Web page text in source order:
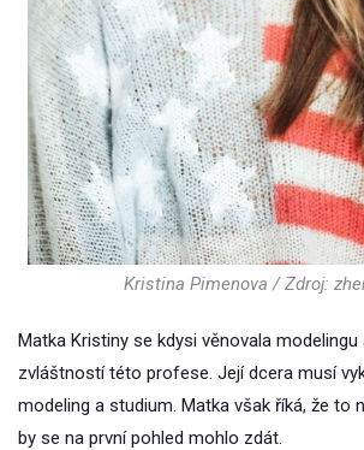
Kristina Pimenova / Zdroj:
Matka Kristiny se kdysi věnovala
zvláštností této profese. Její dcera musí
modeling a studium. Matka však říká, že to
by se na první pohled mohlo zdát.